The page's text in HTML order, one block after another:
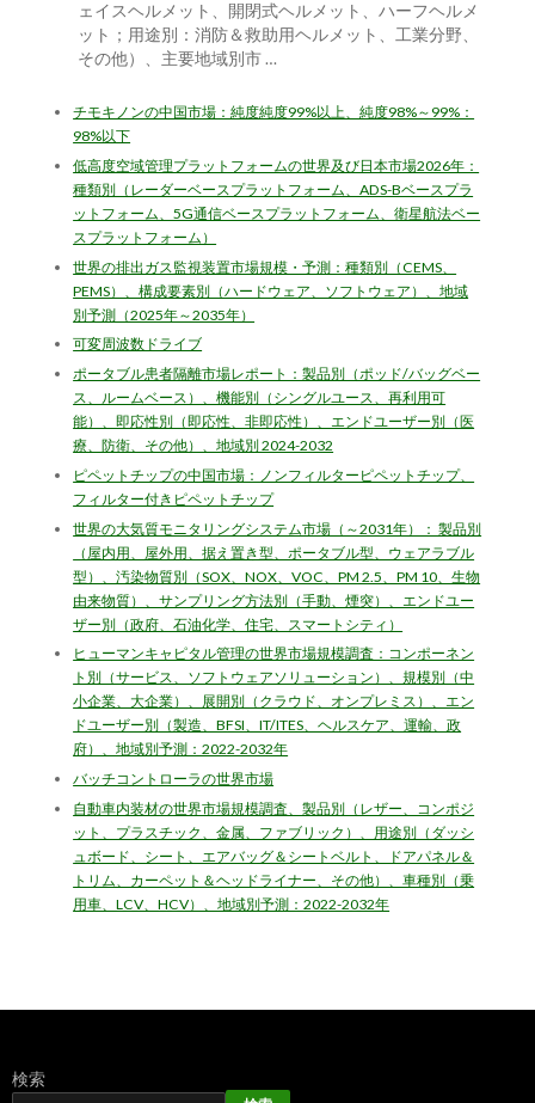
ェイスヘルメット、開閉式ヘルメット、ハーフヘルメ
ット；用途別：消防＆救助用ヘルメット、工業分野、
その他）、主要地域別市 …
チモキノンの中国市場：純度純度99%以上、純度98%～99%：
98%以下
低高度空域管理プラットフォームの世界及び日本市場2026年：
種類別（レーダーベースプラットフォーム、ADS-Bベースプラ
ットフォーム、5G通信ベースプラットフォーム、衛星航法ベー
スプラットフォーム）
世界の排出ガス監視装置市場規模・予測：種類別（CEMS、
PEMS）、構成要素別（ハードウェア、ソフトウェア）、地域
別予測（2025年～2035年）
可変周波数ドライブ
ポータブル患者隔離市場レポート：製品別（ポッド/バッグベー
ス、ルームベース）、機能別（シングルユース、再利用可
能）、即応性別（即応性、非即応性）、エンドユーザー別（医
療、防衛、その他）、地域別 2024-2032
ピペットチップの中国市場：ノンフィルターピペットチップ、
フィルター付きピペットチップ
世界の大気質モニタリングシステム市場（～2031年）： 製品別
（屋内用、屋外用、据え置き型、ポータブル型、ウェアラブル
型）、汚染物質別（SOX、NOX、VOC、PM 2.5、PM 10、生物
由来物質）、サンプリング方法別（手動、煙突）、エンドユー
ザー別（政府、石油化学、住宅、スマートシティ）
ヒューマンキャピタル管理の世界市場規模調査：コンポーネン
ト別（サービス、ソフトウェアソリューション）、規模別（中
小企業、大企業）、展開別（クラウド、オンプレミス）、エン
ドユーザー別（製造、BFSI、IT/ITES、ヘルスケア、運輸、政
府）、地域別予測：2022-2032年
バッチコントローラの世界市場
自動車内装材の世界市場規模調査、製品別（レザー、コンポジ
ット、プラスチック、金属、ファブリック）、用途別（ダッシ
ュボード、シート、エアバッグ＆シートベルト、ドアパネル＆
トリム、カーペット＆ヘッドライナー、その他）、車種別（乗
用車、LCV、HCV）、地域別予測：2022-2032年
検索